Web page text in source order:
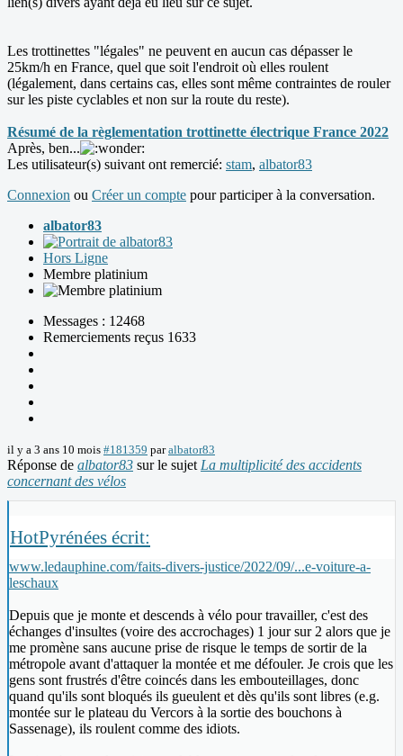
Les trottinettes "légales" ne peuvent en aucun cas dépasser le
25km/h en France, quel que soit l'endroit où elles roulent
(légalement, dans certains cas, elles sont même contraintes de rouler
sur les piste cyclables et non sur la route du reste).
Résumé de la règlementation trottinette électrique France 2022
Après, ben...
Les utilisateur(s) suivant ont remercié: stam, albator83
Connexion ou Créer un compte pour participer à la conversation.
albator83
Hors Ligne
Membre platinium
Messages : 12468
Remerciements reçus 1633
il y a 3 ans 10 mois #181359 paralbator83
Réponse de albator83 sur le sujet La multiplicité des accidents
concernant des vélos
HotPyrénées écrit:
www.ledauphine.com/faits-divers-justice/2022/09/...e-voiture-a-
leschaux
Depuis que je monte et descends à vélo pour travailler, c'est des
échanges d'insultes (voire des accrochages) 1 jour sur 2 alors que je
me promène sans aucune prise de risque le temps de sortir de la
métropole avant d'attaquer la montée et me défouler. Je crois que les
gens sont frustrés d'être coincés dans les embouteillages, donc
quand qu'ils sont bloqués ils gueulent et dès qu'ils sont libres (e.g.
montée sur le plateau du Vercors à la sortie des bouchons à
Sassenage), ils roulent comme des idiots.